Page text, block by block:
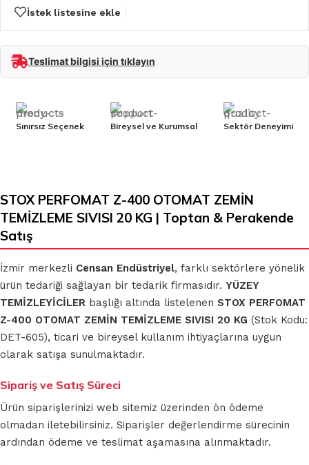
İstek listesine ekle
Teslimat bilgisi için tıklayın
Sınırsız Seçenek Bireysel ve Kurumsal Sektör Deneyimi
STOX PERFOMAT Z-400 OTOMAT ZEMİN
TEMİZLEME SIVISI 20 KG | Toptan & Perakende
Satış
İzmir merkezli Censan Endüstriyel, farklı sektörlere yönelik
ürün tedariği sağlayan bir tedarik firmasıdır. YÜZEY
TEMİZLEYİCİLER başlığı altında listelenen STOX PERFOMAT
Z-400 OTOMAT ZEMİN TEMİZLEME SIVISI 20 KG (Stok Kodu:
DET-605), ticari ve bireysel kullanım ihtiyaçlarına uygun
olarak satışa sunulmaktadır.
Sipariş ve Satış Süreci
Ürün siparişlerinizi web sitemiz üzerinden ön ödeme
olmadan iletebilirsiniz. Siparişler değerlendirme sürecinin
ardından ödeme ve teslimat aşamasına alınmaktadır.